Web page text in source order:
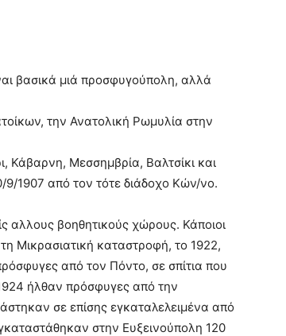
βασικά μιά προσφυγούπολη, αλλά
την Ανατολική Ρωμυλία στην
Κάβαρνη, Μεσσημβρία, Βαλτσίκι και
1907 από τον τότε διάδοχο Κών/νο.
αλλους βοηθητικούς χώρους. Κάποιοι
Μικρασιατική καταστροφή, το 1922,
από τον Πόντο, σε σπίτια που
ήλθαν πρόσφυγες από την
σε επίσης εγκαταλελειμένα από
στην Ευξεινούπολη 120